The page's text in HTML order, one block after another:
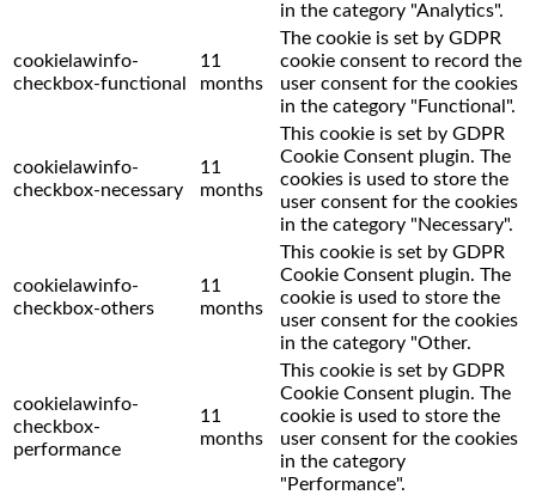
in the category "Analytics".
cookielawinfo-
checkbox-functional
11
months
The cookie is set by GDPR
cookie consent to record the
user consent for the cookies
in the category "Functional".
cookielawinfo-
checkbox-necessary
11
months
This cookie is set by GDPR
Cookie Consent plugin. The
cookies is used to store the
user consent for the cookies
in the category "Necessary".
cookielawinfo-
checkbox-others
11
months
This cookie is set by GDPR
Cookie Consent plugin. The
cookie is used to store the
user consent for the cookies
in the category "Other.
cookielawinfo-
checkbox-
performance
11
months
This cookie is set by GDPR
Cookie Consent plugin. The
cookie is used to store the
user consent for the cookies
in the category
"Performance".